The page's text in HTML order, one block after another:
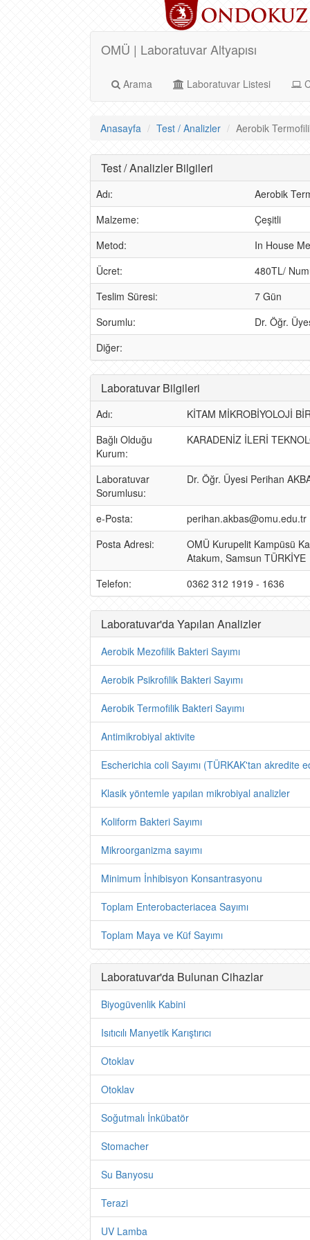
OMÜ | Laboratuvar Altyapısı
Arama Laboratuvar Listesi
Anasayfa Test / Analizler Aerobik
Test / Analizler Bilgileri
Adı:
Aerobik
Malzeme:
Çeşitli
Metod:
In House
Ücret:
480TL/
Teslim Süresi:
7 Gün
Sorumlu:
Dr. Öğr.
Diğer:
Laboratuvar Bilgileri
Adı:
KİTAM MİKROBİYOLOJİ
Bağlı Olduğu
Kurum:
KARADENİZ İLERİ
Laboratuvar
Sorumlusu:
Dr. Öğr. Üyesi Perihan
e-Posta:
perihan.akbas@omu.edu.tr
Posta Adresi:
OMÜ Kurupelit Kampüsü
Atakum, Samsun TÜRKİYE
Telefon:
0362 312 1919 - 1636
Laboratuvar'da Yapılan Analizler
Aerobik Mezofilik Bakteri Sayımı
Aerobik Psikrofilik Bakteri Sayımı
Aerobik Termofilik Bakteri Sayımı
Antimikrobiyal aktivite
Escherichia coli Sayımı (TÜRKAK'tan akredite
Klasik yöntemle yapılan mikrobiyal analizler
Koliform Bakteri Sayımı
Mikroorganizma sayımı
Minimum İnhibisyon Konsantrasyonu
Toplam Enterobacteriacea Sayımı
Toplam Maya ve Küf Sayımı
Laboratuvar'da Bulunan Cihazlar
Biyogüvenlik Kabini
Isıtıcılı Manyetik Karıştırıcı
Otoklav
Otoklav
Soğutmalı İnkübatör
Stomacher
Su Banyosu
Terazi
UV Lamba